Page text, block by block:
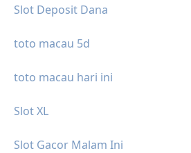
Slot Deposit Dana
toto macau 5d
toto macau hari ini
Slot XL
Slot Gacor Malam Ini